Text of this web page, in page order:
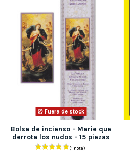
Fuera de stock
Bolsa de incienso - Marie que
derrota los nudos - 15 piezas